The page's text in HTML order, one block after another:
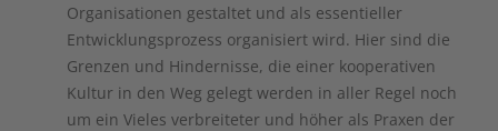
Organisationen gestaltet und als essentieller
Entwicklungsprozess organisiert wird. Hier sind die
Grenzen und Hindernisse, die einer kooperativen
Kultur in den Weg gelegt werden in aller Regel noch
um ein Vieles verbreiteter und höher als Praxen der